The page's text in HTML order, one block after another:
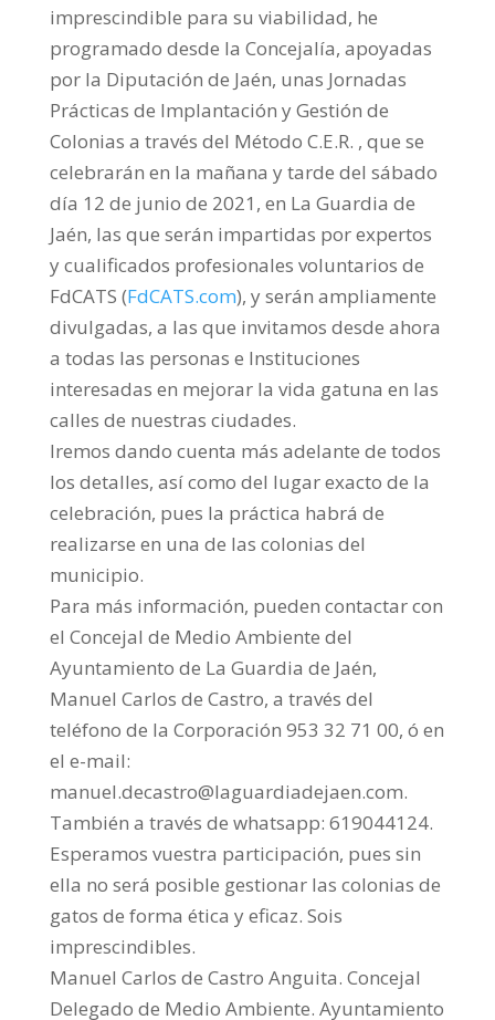
imprescindible para su viabilidad, he
programado desde la Concejalía, apoyadas
por la Diputación de Jaén, unas Jornadas
Prácticas de Implantación y Gestión de
Colonias a través del Método C.E.R. , que se
celebrarán en la mañana y tarde del sábado
día 12 de junio de 2021, en La Guardia de
Jaén, las que serán impartidas por expertos
y cualificados profesionales voluntarios de
FdCATS (FdCATS.com), y serán ampliamente
divulgadas, a las que invitamos desde ahora
a todas las personas e Instituciones
interesadas en mejorar la vida gatuna en las
calles de nuestras ciudades.
Iremos dando cuenta más adelante de todos
los detalles, así como del lugar exacto de la
celebración, pues la práctica habrá de
realizarse en una de las colonias del
municipio.
Para más información, pueden contactar con
el Concejal de Medio Ambiente del
Ayuntamiento de La Guardia de Jaén,
Manuel Carlos de Castro, a través del
teléfono de la Corporación 953 32 71 00, ó en
el e-mail:
manuel.decastro@laguardiadejaen.com.
También a través de whatsapp: 619044124.
Esperamos vuestra participación, pues sin
ella no será posible gestionar las colonias de
gatos de forma ética y eficaz. Sois
imprescindibles.
Manuel Carlos de Castro Anguita. Concejal
Delegado de Medio Ambiente. Ayuntamiento